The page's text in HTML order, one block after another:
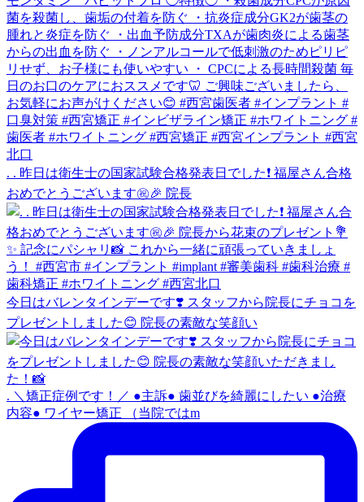
. . 昨日は衛生士の国家試験合格発表日でした❗️ 福屋さん合格
おめでとうございます㊗️🎉 院長
今日はバレンタインデーです❣️ スタッフから院長にチョコを
プレゼントしました😊 院長の素敵な笑顔い
. ＼矯正症例です！／ ●主訴● 歯並びを綺麗にしたい ●治療
内容● ワイヤー矯正 （当院ではm